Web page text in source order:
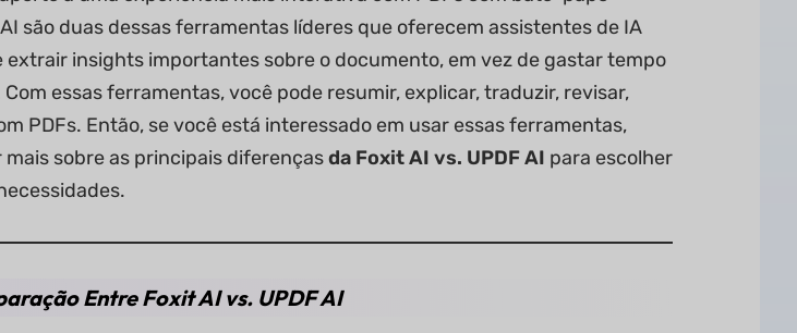
são duas dessas ferramentas líderes que oferecem assistentes de IA
extrair insights importantes sobre o documento, em vez de gastar tempo
essas ferramentas, você pode resumir, explicar, traduzir, revisar,
PDFs. Então, se você está interessado em usar essas ferramentas,
sobre as principais diferençasda Foxit AI vs. UPDF AI para escolher
Entre Foxit AI vs. UPDF AI